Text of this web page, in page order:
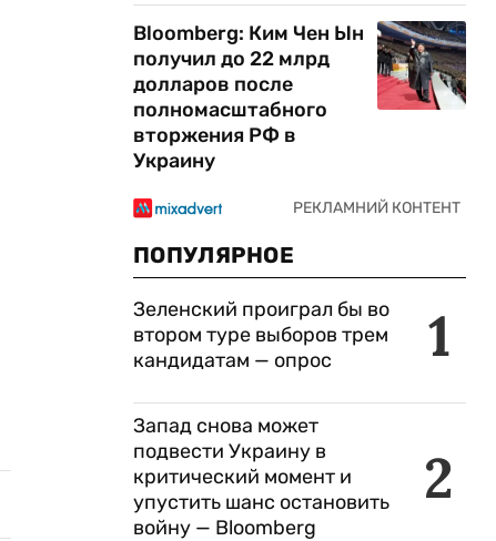
Bloomberg: Ким Чен Ын
получил до 22 млрд
долларов после
полномасштабного
вторжения РФ в
Украину
ПОПУЛЯРНОЕ
1
Зеленский проиграл бы во
втором туре выборов трем
кандидатам — опрос
2
Запад снова может
подвести Украину в
критический момент и
упустить шанс остановить
войну — Bloomberg